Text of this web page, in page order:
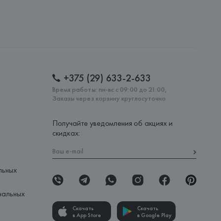
+375 (29) 633-2-633
Время работы: пн-вс с 09:00 до 21:00,
Заказы через корзину круглосуточно
Получайте уведомления об акциях и
скидках:
Скачать
в App Store
Скачать
в Google Play